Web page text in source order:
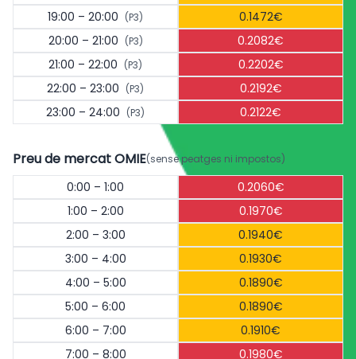
19:00 – 20:00 (P3)
0.1472€
20:00 – 21:00 (P3)
0.2082€
21:00 – 22:00 (P3)
0.2202€
22:00 – 23:00 (P3)
0.2192€
23:00 – 24:00 (P3) 0.2122€
Preu de mercat OMIE(sense peatges ni impostos)
0:00 – 1:00
0.2060€
1:00 – 2:00
0.1970€
2:00 – 3:00
0.1940€
3:00 – 4:00
0.1930€
4:00 – 5:00
0.1890€
5:00 – 6:00
0.1890€
6:00 – 7:00
0.1910€
7:00 – 8:00
0.1980€